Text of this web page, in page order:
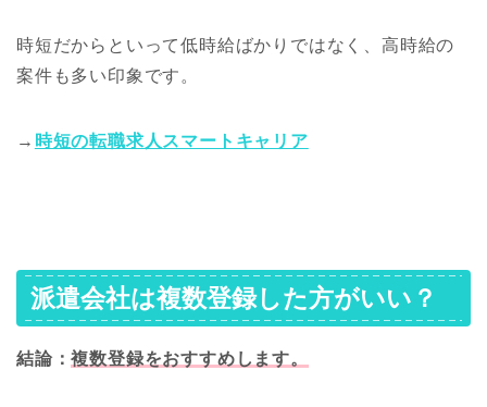
時短だからといって低時給ばかりではなく、高時給の
案件も多い印象です。
→ 時短の転職求人スマートキャリア
派遣会社は複数登録した方がいい？
結論：複数登録をおすすめします。